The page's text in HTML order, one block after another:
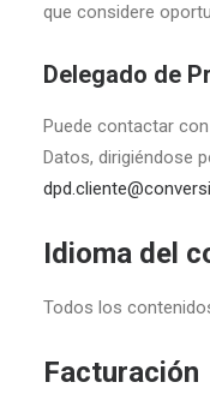
que considere
Delegado de
Puede contactar
Datos, dirigiéndose
Idioma del
Todos los
Facturación